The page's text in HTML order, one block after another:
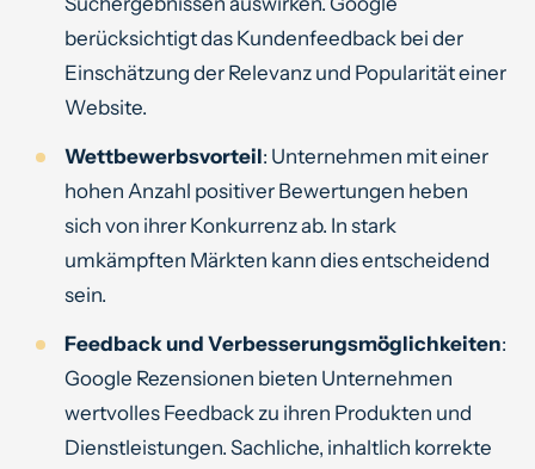
berücksichtigt das Kundenfeedback bei der
Einschätzung der Relevanz und Popularität einer
Website.
Wettbewerbsvorteil: Unternehmen mit einer
hohen Anzahl positiver Bewertungen heben
sich von ihrer Konkurrenz ab. In stark
umkämpften Märkten kann dies entscheidend
sein.
Feedback und Verbesserungsmöglichkeiten:
Google Rezensionen bieten Unternehmen
wertvolles Feedback zu ihren Produkten und
Dienstleistungen. Sachliche, inhaltlich korrekte